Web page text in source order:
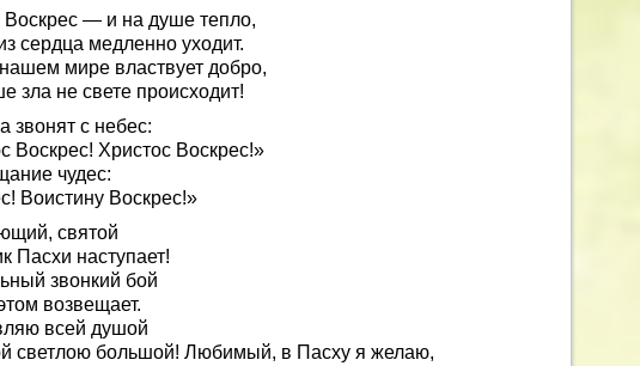
Воскрес — и на душе тепло,
сердца медленно уходит.
мире властвует добро,
зла не свете происходит!
звонят с небес:
Воскрес! Христос Воскрес!»
чудес:
Воистину Воскрес!»
святой
Пасхи наступает!
звонкий бой
возвещает.
всей душой
светлою большой! Любимый, в Пасху я желаю,